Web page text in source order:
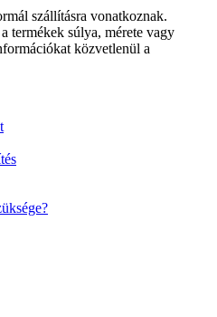
szállításra vonatkoznak.
termékek súlya, mérete vagy
közvetlenül a